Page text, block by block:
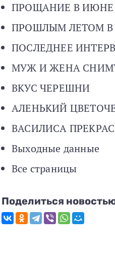
ПРОЩАНИЕ В ИЮНЕ
ПРОШЛЫМ ЛЕТОМ В
ПОСЛЕДНЕЕ
МУЖ И ЖЕНА
ВКУС ЧЕРЕШНИ
АЛЕНЬКИЙ
ВАСИЛИСА
Выходные данные
Все страницы
Поделиться